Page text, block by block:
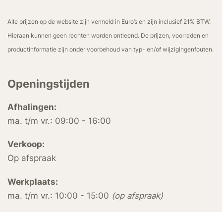
Alle prijzen op de website zijn vermeld in Euro’s en zijn inclusief 21% BTW.
Hieraan kunnen geen rechten worden ontleend. De prijzen, voorraden en
productinformatie zijn onder voorbehoud van typ- en/of wijzigingenfouten.
Openingstijden
Afhalingen:
ma. t/m vr.: 09:00 - 16:00
Verkoop:
Op afspraak
Werkplaats:
ma. t/m vr.: 10:00 - 15:00 (op afspraak)